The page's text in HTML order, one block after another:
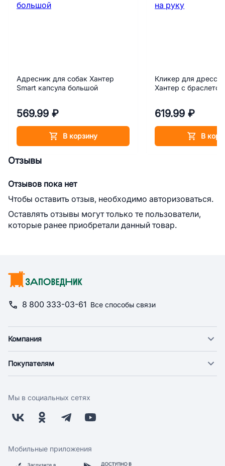
Адресник для собак Хантер
Smart капсула большой
569.99 ₽
В корзину
Кликер для
Хантер с
619.99 ₽
В
Отзывы
Отзывов пока нет
Чтобы оставить отзыв, необходимо авторизоваться.
Оставлять отзывы могут только те пользователи,
которые ранее приобретали данный товар.
8 800 333-03-61 Все способы связи
Компания
Новости
Поставщикам
Заводчикам
Обратная связь
Покупателям
Оплата
Бонусная программа
Скидки и акции
Мы в социальных сетях
Мобильные приложения